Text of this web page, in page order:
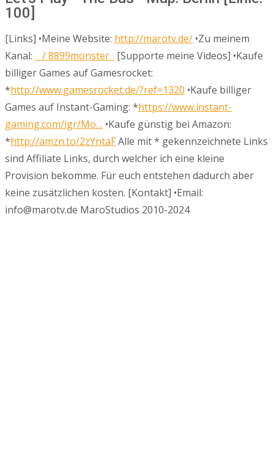
100]
[Links] •Meine Website: http://marotv.de/ •Zu meinem
Kanal:
/ 8899monster [Supporte meine Videos] •Kaufe
billiger Games auf Gamesrocket:
*http://www.gamesrocket.de/?ref=1320 •Kaufe billiger
Games auf Instant-Gaming: *https://www.instant-
gaming.com/igr/Mo… •Kaufe günstig bei Amazon:
*http://amzn.to/2zYntaFAlle mit * gekennzeichnete Links
sind Affiliate Links, durch welcher ich eine kleine
Provision bekomme. Für euch entstehen dadurch aber
keine zusätzlichen kosten. [Kontakt] •Email:
info@marotv.de MaroStudios 2010-2024